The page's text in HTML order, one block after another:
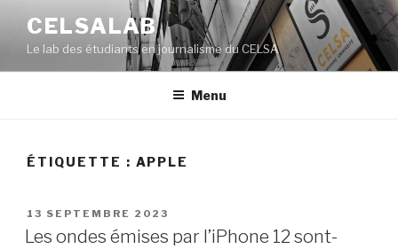
contenu
principal
CELSALAB
Le lab des étudiants en journalisme du CELSA
Menu
ÉTIQUETTE : APPLE
PUBLIÉ
LE
13 SEPTEMBRE 2023
Les ondes émises par l’iPhone 12 sont-